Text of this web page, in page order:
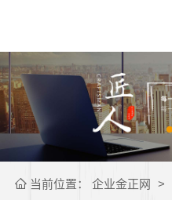
当前位置： 企业金正网 >